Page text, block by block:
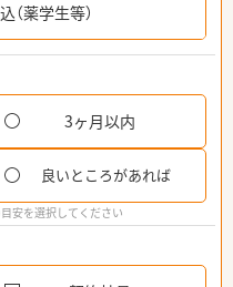
薬学生等）
3ヶ月以内
良いところがあれば
安を選択してください